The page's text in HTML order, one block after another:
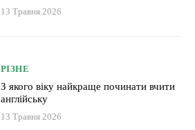
13 Травня 2026
РІЗНЕ
З якого віку найкраще починати вчити
англійську
13 Травня 2026